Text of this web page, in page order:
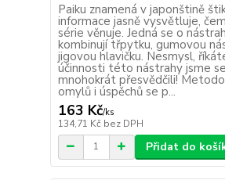
Paiku znamená v japonštině
informace jasně vysvětluje,
série věnuje. Jedná se o
kombinují třpytku, gumovou
jigovou hlavičku. Nesmysl,
účinnosti této nástrahy jsme
mnohokrát přesvědčili!
omylů i úspěchů se p...
163 Kč/ks
134,71 Kč bez DPH
Přidat do